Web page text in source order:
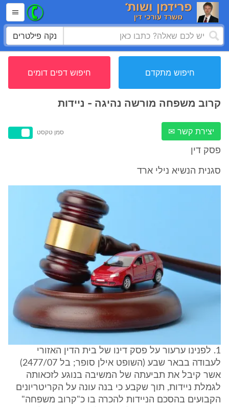
נקה פילטרים
חיפוש מתקדם חיפוש דפים דומים
קרוב משפחה מורשה נהיגה - ניידות
יצירת קשר ✉ סמן טקסט
פסק דין
סגנית הנשיא נילי ארד
1. לפנינו ערעור על פסק דינו של בית הדין האזורי
לעבודה בבאר שבע (השופט אילן סופר; בל 2477/07)
אשר קיבל את תביעתה של המשיבה בנוגע לזכאותה
לגמלת ניידות, תוך שקבע כי בנה עונה על הקריטריונים
הקבועים בהסכם הניידות להכרה בו כ"קרוב משפחה"